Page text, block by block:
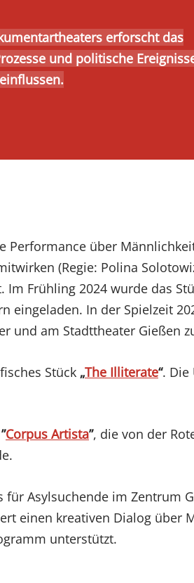
erforscht das
und politische
Performance über
(Regie: Polina
Frühling 2024 wurde das
eingeladen. In der Spielzeit
und am Stadttheater Gießen
Stück „The Illiterate“. Die
”Corpus Artista”, die von der
für Asylsuchende im Zentrum
einen kreativen Dialog über
unterstützt.